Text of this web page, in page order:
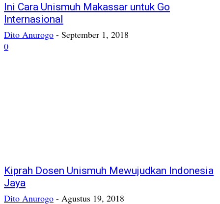
Ini Cara Unismuh Makassar untuk Go
Internasional
Dito Anurogo - September 1, 2018
0
Kiprah Dosen Unismuh Mewujudkan Indonesia
Jaya
Dito Anurogo - Agustus 19, 2018